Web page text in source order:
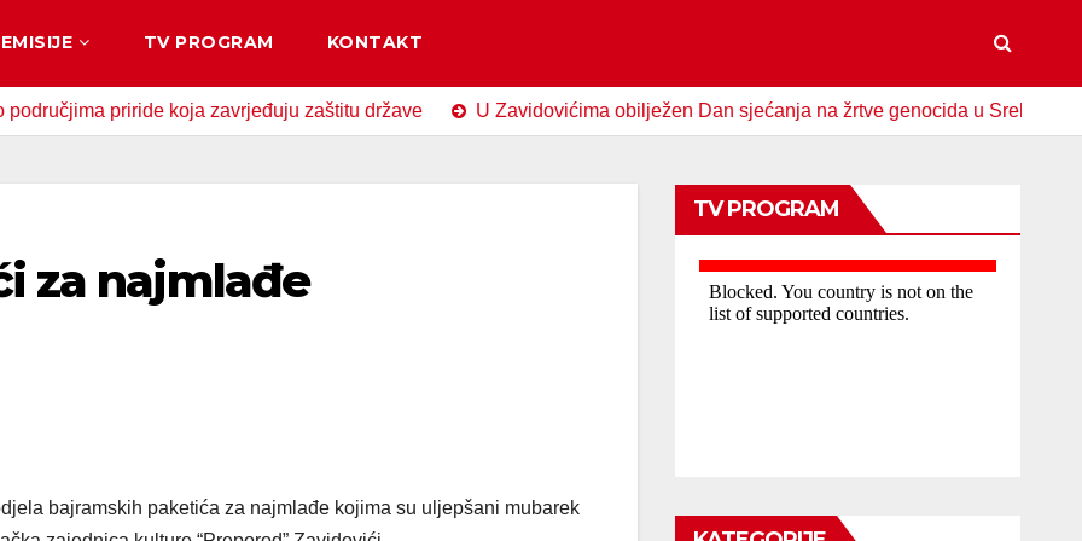
EMISIJE TV PROGRAM KONTAKT
priride koja zavrjeđuju zaštitu države U Zavidovićima obilježen Dan sjećanja na žrtve genocida u Srebrenici
za najmlađe
bajramskih paketića za najmlađe kojima su uljepšani mubarek
TV PROGRAM